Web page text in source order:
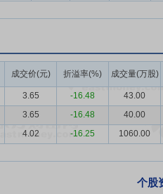
业务是为广告主提供一站式全链路
媒体精准投放执行、投放数据追
度聚焦快消、短剧、小说等优势
价值与长期满意度。
，公司成功获取巨量引擎、快手等
公司已积累深厚的行业头部KA客
合作，通过技术协同与资源互补
技术资源”的良性发展循环，驱动业
的资深团队，成员覆盖管理、技术
成交价(元) 折溢率(%) 成交量(万股)
3.65 -16.48
43.00
3.65 -16.48
40.00
4.02 -16.25 1060.00
个股